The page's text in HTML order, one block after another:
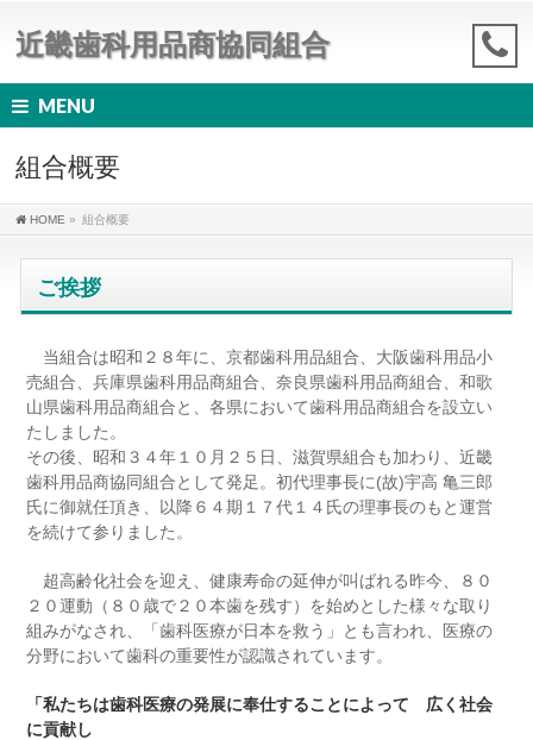
近畿歯科用品商協同組合
MENU
組合概要
HOME » 組合概要
ご挨拶
当組合は昭和２８年に、京都歯科用品組合、大阪歯科用品小
売組合、兵庫県歯科用品商組合、奈良県歯科用品商組合、和歌
山県歯科用品商組合と、各県において歯科用品商組合を設立い
たしました。
その後、昭和３４年１０月２５日、滋賀県組合も加わり、近畿
歯科用品商協同組合として発足。初代理事長に(故)宇高 亀三郎
氏に御就任頂き、以降６４期１７代１４氏の理事長のもと運営
を続けて参りました。
超高齢化社会を迎え、健康寿命の延伸が叫ばれる昨今、８０
２０運動（８０歳で２０本歯を残す）を始めとした様々な取り
組みがなされ、「歯科医療が日本を救う」とも言われ、医療の
分野において歯科の重要性が認識されています。
「私たちは歯科医療の発展に奉仕することによって 広く社会
に貢献し